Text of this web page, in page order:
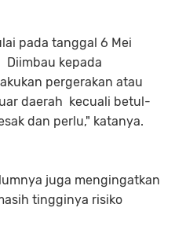
pada tanggal 6 Mei
Diimbau kepada
pergerakan atau
daerah kecuali betul-
dan perlu," katanya.
juga mengingatkan
tingginya risiko